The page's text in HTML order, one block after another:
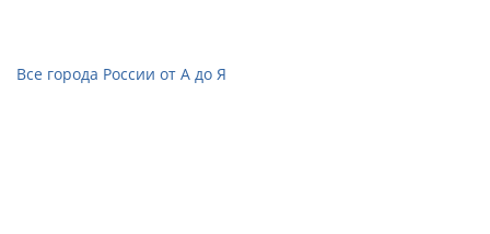
Все города России от А до Я